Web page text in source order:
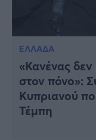
ΕΛΛΑΔΑ
«Κανένας
στον πόνο»:
Κυπριανού
Τέμπη